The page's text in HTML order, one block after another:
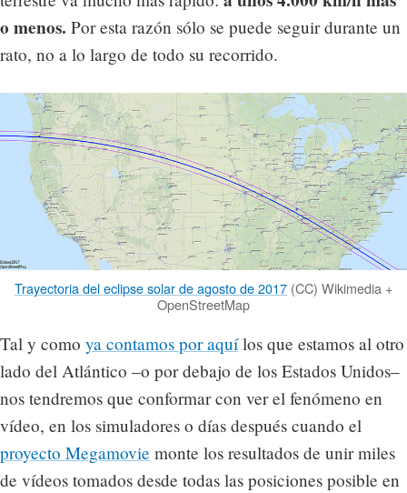
o menos. Por esta razón sólo se puede seguir durante un
rato, no a lo largo de todo su recorrido.
Trayectoria del eclipse solar de agosto de 2017 (CC) Wikimedia +
OpenStreetMap
Tal y como ya contamos por aquílos que estamos al otro
lado del Atlántico –o por debajo de los Estados Unidos–
nos tendremos que conformar con ver el fenómeno en
vídeo, en los simuladores o días después cuando el
proyecto Megamovie monte los resultados de unir miles
de vídeos tomados desde todas las posiciones posible en